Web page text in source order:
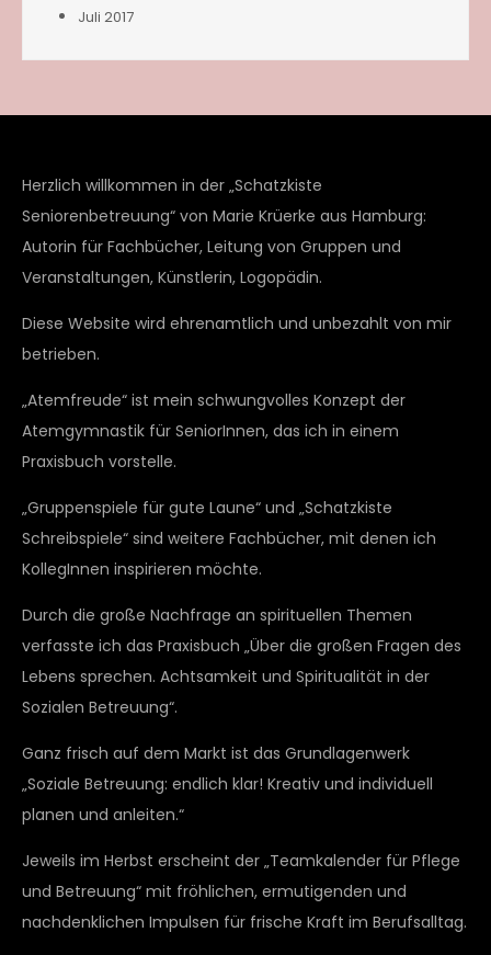
Juli 2017
Herzlich willkommen in der „Schatzkiste
Seniorenbetreuung“ von Marie Krüerke aus Hamburg:
Autorin für Fachbücher, Leitung von Gruppen und
Veranstaltungen, Künstlerin, Logopädin.
Diese Website wird ehrenamtlich und unbezahlt von mir
betrieben.
„Atemfreude“ ist mein schwungvolles Konzept der
Atemgymnastik für SeniorInnen, das ich in einem
Praxisbuch vorstelle.
„Gruppenspiele für gute Laune“ und „Schatzkiste
Schreibspiele“ sind weitere Fachbücher, mit denen ich
KollegInnen inspirieren möchte.
Durch die große Nachfrage an spirituellen Themen
verfasste ich das Praxisbuch „Über die großen Fragen des
Lebens sprechen. Achtsamkeit und Spiritualität in der
Sozialen Betreuung“.
Ganz frisch auf dem Markt ist das Grundlagenwerk
„Soziale Betreuung: endlich klar! Kreativ und individuell
planen und anleiten.“
Jeweils im Herbst erscheint der „Teamkalender für Pflege
und Betreuung“ mit fröhlichen, ermutigenden und
nachdenklichen Impulsen für frische Kraft im Berufsalltag.